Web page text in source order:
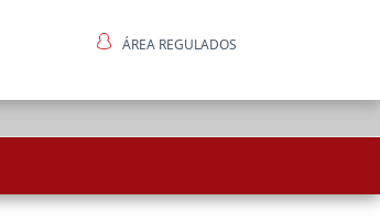
ÁREA REGULADOS